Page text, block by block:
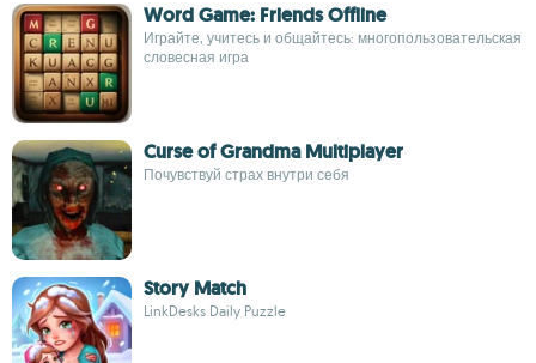
Word Game: Friends Offline
Играйте, учитесь и общайтесь: многопользовательская
словесная игра
Curse of Grandma Multiplayer
Почувствуй страх внутри себя
Story Match
LinkDesks Daily Puzzle